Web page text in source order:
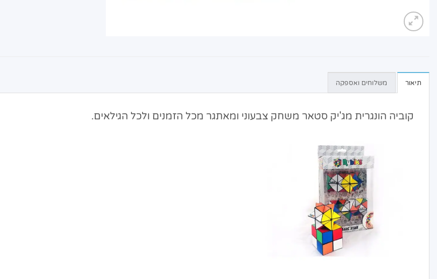
תיאור משלוחים ואספקה
קוביה הונגרית מג'יק סטאר משחק צבעוני ומאתגר מכל הזמנים ולכל הגילאים.